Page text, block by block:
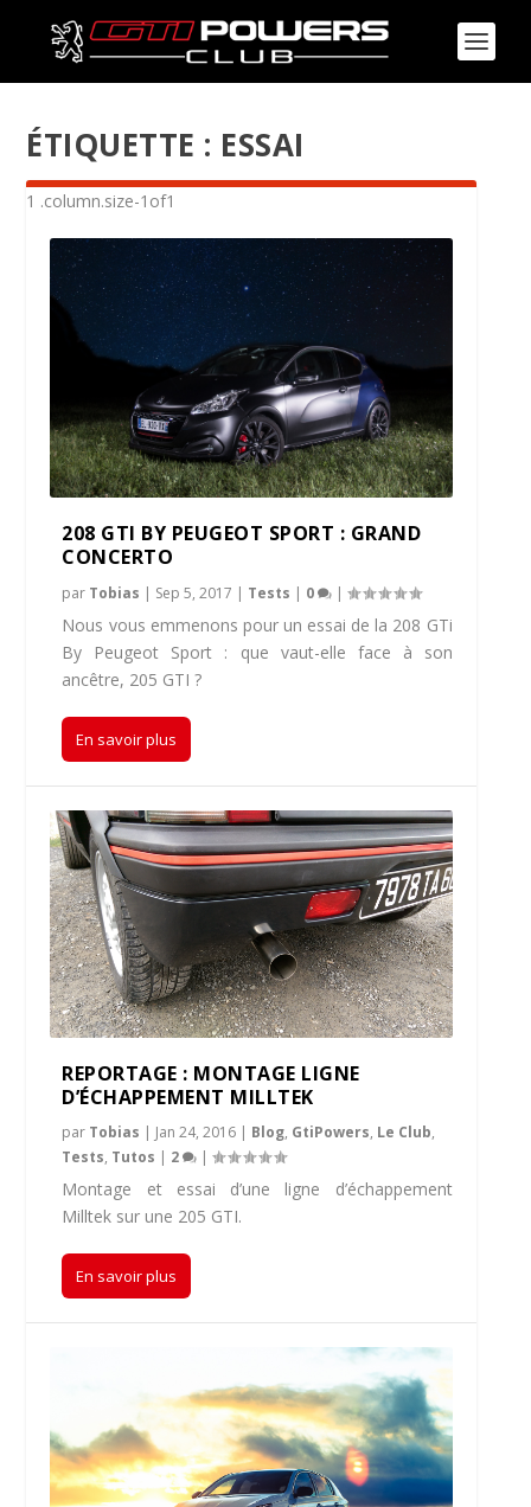
ÉTIQUETTE : ESSAI
208 GTI BY PEUGEOT SPORT : GRAND
CONCERTO
par Tobias | Sep 5, 2017 | Tests | 0 |
Nous vous emmenons pour un essai de la 208 GTi
By Peugeot Sport : que vaut-elle face à son
ancêtre, 205 GTI ?
En savoir plus
REPORTAGE : MONTAGE LIGNE
D’ÉCHAPPEMENT MILLTEK
par Tobias | Jan 24, 2016 | Blog, GtiPowers, Le Club,
Tests, Tutos | 2 |
Montage et essai d’une ligne d’échappement
Milltek sur une 205 GTI.
En savoir plus